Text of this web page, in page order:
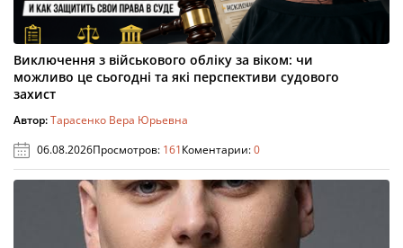
Виключення з військового обліку за віком: чи
можливо це сьогодні та які перспективи судового
захист
Автор:Тарасенко Вера Юрьевна
06.08.2026Просмотров: 161Коментарии:0